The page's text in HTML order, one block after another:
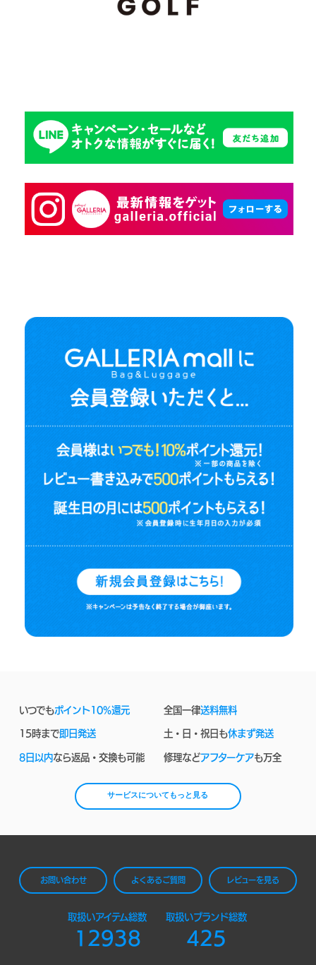
いつでもポイント10%還元 全国一律送料無料
15時まで即日発送 土・日・祝日も休まず発送
8日以内なら返品・交換も可能 修理などアフターケアも万全
サービスについてもっと見る
お問い合わせ よくあるご質問 レビューを見る
取扱いアイテム総数
12938
取扱いブランド総数
425